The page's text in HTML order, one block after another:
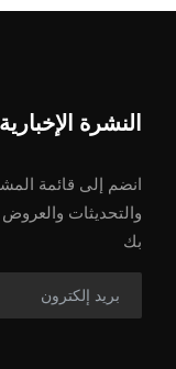
النشرة الإخبارية
انضم إلى قائمة
والتحديثات
بك